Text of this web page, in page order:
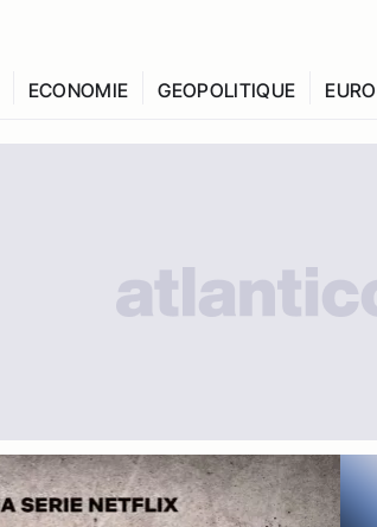
ECONOMIE GEOPOLITIQUE